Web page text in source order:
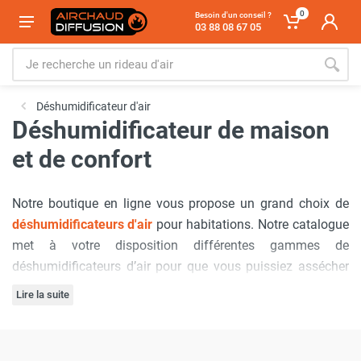
Besoin d'un conseil ?
03 88 08 67 05
0
Déshumidificateur d'air
Déshumidificateur de maison
et de confort
Notre boutique en ligne vous propose un grand choix de
déshumidificateurs d'air pour habitations. Notre catalogue
met à votre disposition différentes gammes de
déshumidificateurs d’air pour que vous puissiez assécher
et évacuer l’humidité présente au sein de locaux
Lire la suite